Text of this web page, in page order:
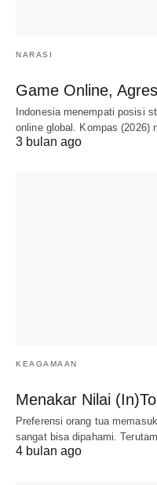
NARASI
Game Online,
Indonesia menempati posisi
online global. Kompas (2026)
3 bulan ago
KEAGAMAAN
Menakar Nilai
Preferensi orang tua
sangat bisa dipahami.
4 bulan ago